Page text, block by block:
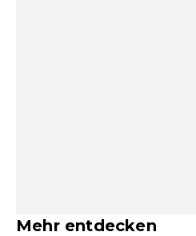
Mehr entdecken